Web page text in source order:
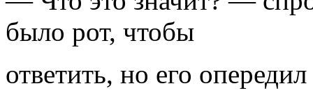
было рот, чтобы
ответить, но его